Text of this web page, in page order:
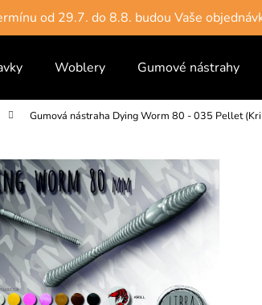
od 29.7. do 8.8. budou Vaše
Woblery Gumové nástrahy
Gumová nástraha Dying Worm 80 - 035 Pellet